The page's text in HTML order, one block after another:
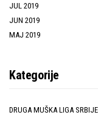
JUL 2019
JUN 2019
MAJ 2019
Kategorije
DRUGA MUŠKA LIGA